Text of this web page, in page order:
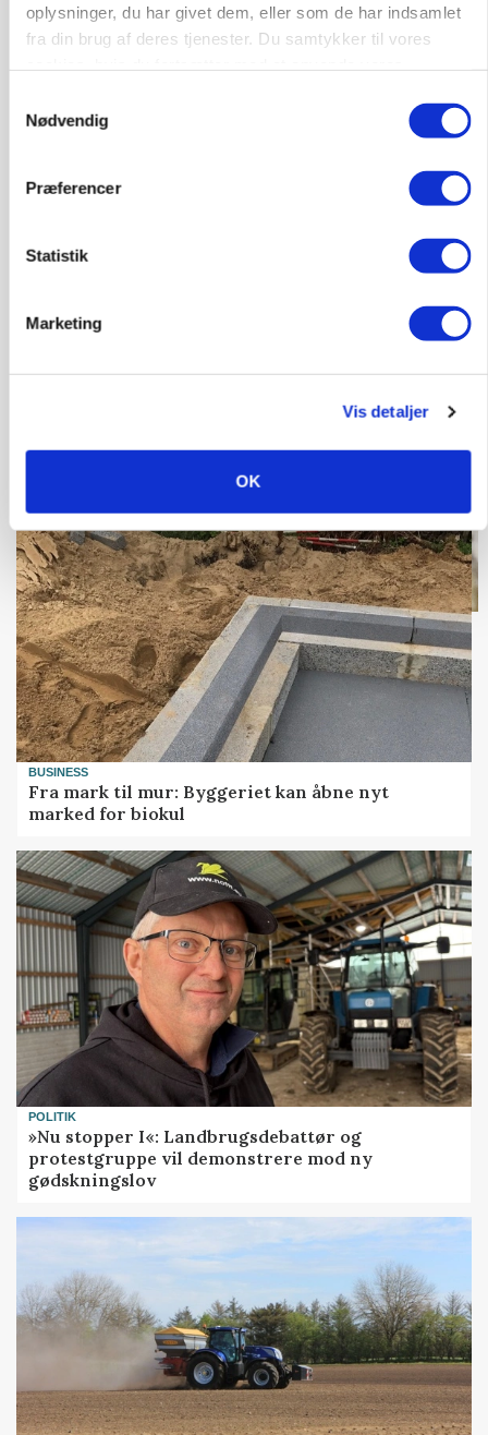
oplysninger, du har givet dem, eller som de har indsamlet
fra din brug af deres tjenester. Du samtykker til vores
Nødvendig
Præferencer
Statistik
Marketing
Vis detaljer
OK
Ejer eller medejer? Nyt tv-format udfordrer
BUSINESS
Fra mark til mur: Byggeriet kan åbne nyt
marked for biokul
POLITIK
»Nu stopper I«: Landbrugsdebattør og
protestgruppe vil demonstrere mod ny
gødskningslov